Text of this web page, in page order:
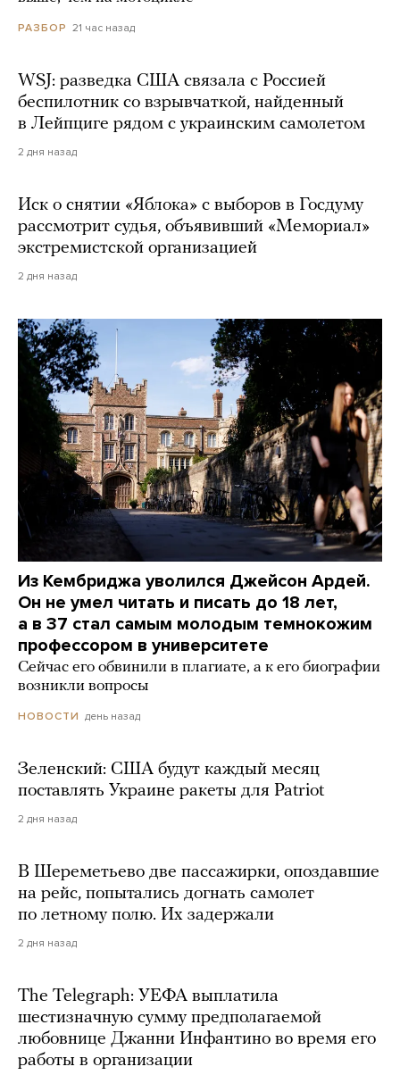
РАЗБОР 21 час назад
WSJ: разведка США связала с Россией
беспилотник со взрывчаткой, найденный
в Лейпциге рядом с украинским самолетом
2 дня назад
Иск о снятии «Яблока» с выборов в Госдуму
рассмотрит судья, объявивший «Мемориал»
экстремистской организацией
2 дня назад
Из Кембриджа уволился Джейсон Ардей.
Он не умел читать и писать до 18 лет,
а в 37 стал самым молодым темнокожим
профессором в университете
Сейчас его обвинили в плагиате, а к его биографии
возникли вопросы
НОВОСТИ день назад
Зеленский: США будут каждый месяц
поставлять Украине ракеты для Patriot
2 дня назад
В Шереметьево две пассажирки, опоздавшие
на рейс, попытались догнать самолет
по летному полю. Их задержали
2 дня назад
The Telegraph: УЕФА выплатила
шестизначную сумму предполагаемой
любовнице Джанни Инфантино во время его
работы в организации